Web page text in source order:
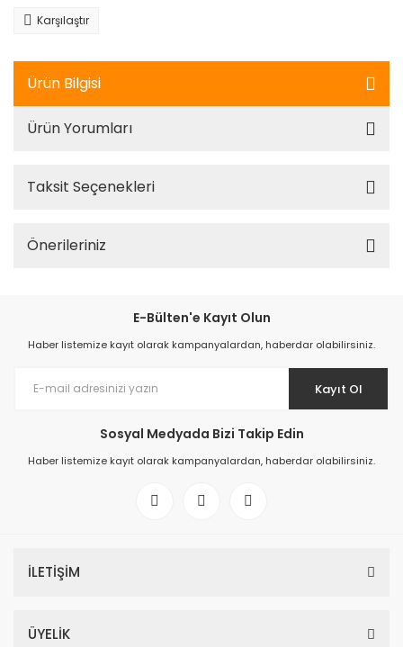
Karşılaştır
Ürün Bilgisi
Ürün Yorumları
Taksit Seçenekleri
Önerileriniz
E-Bülten'e Kayıt Olun
Haber listemize kayıt olarak kampanyalardan, haberdar olabilirsiniz.
Kayıt Ol
Sosyal Medyada Bizi Takip Edin
Haber listemize kayıt olarak kampanyalardan, haberdar olabilirsiniz.
İLETİŞİM
ÜYELİK